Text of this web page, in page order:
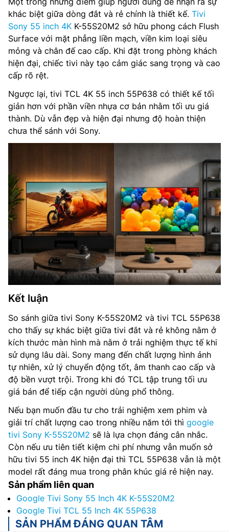
khác biệt giữa dòng đắt và rẻ chính là thiết kế. Tivi
Sony 55 inch 4K K-55S20M2 sở hữu phong cách Flush
Surface với mặt phẳng liền mạch, viền kim loại siêu
mỏng và chân đế cao cấp. Khi đặt trong phòng khách
hiện đại, chiếc tivi này tạo cảm giác sang trọng và cao
cấp rõ rệt.
Ngược lại, tivi TCL 4K 55 inch 55P638 có thiết kế tối
giản hơn với phần viền nhựa cơ bản nhằm tối ưu giá
thành. Dù vẫn đẹp và hiện đại nhưng độ hoàn thiện
chưa thể sánh với Sony.
Kết luận
So sánh giữa tivi Sony K-55S20M2 và tivi TCL 55P638
cho thấy sự khác biệt giữa tivi đắt và rẻ không nằm ở
kích thước màn hình mà nằm ở trải nghiệm thực tế khi
sử dụng lâu dài. Sony mang đến chất lượng hình ảnh
tự nhiên, xử lý chuyển động tốt, âm thanh cao cấp và
độ bền vượt trội. Trong khi đó TCL tập trung tối ưu
giá bán để tiếp cận người dùng phổ thông.
Nếu bạn muốn đầu tư cho trải nghiệm xem phim và
giải trí chất lượng cao trong nhiều năm tới thì google
tivi Sony K-55S20M2 sẽ là lựa chọn đáng cân nhắc.
Còn nếu ưu tiên tiết kiệm chi phí nhưng vẫn muốn sở
hữu tivi 55 inch 4K hiện đại thì TCL 55P638 vẫn là một
model rất đáng mua trong phân khúc giá rẻ hiện nay.
Sản phẩm liên quan
Google Tivi Sony 55 Inch 4K K-55S20M2
Google Tivi TCL 55 Inch 4K 55P638
SẢN PHẨM ĐÁNG QUAN TÂM